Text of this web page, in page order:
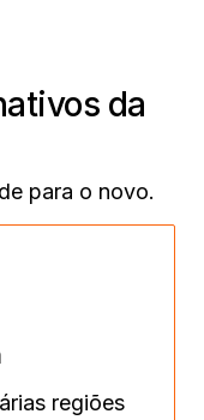
da
para o novo.
regiões